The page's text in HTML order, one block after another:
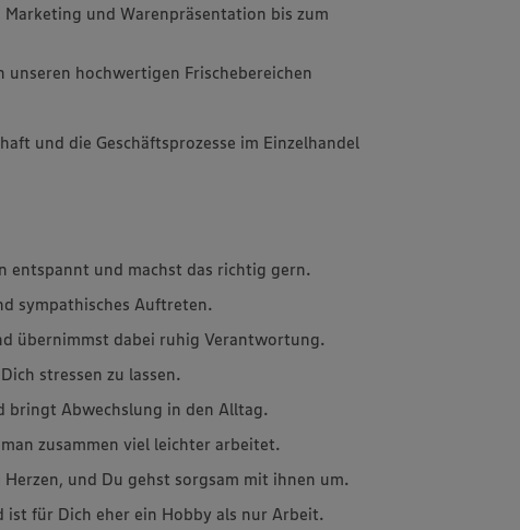
und Warenpräsentation bis zum
hochwertigen Frischebereichen
und die Geschäftsprozesse im Einzelhandel
entspannt und machst das richtig gern.
sympathisches Auftreten.
übernimmst dabei ruhig Verantwortung.
stressen zu lassen.
bringt Abwechslung in den Alltag.
zusammen viel leichter arbeitet.
und Du gehst sorgsam mit ihnen um.
ist für Dich eher ein Hobby als nur Arbeit.